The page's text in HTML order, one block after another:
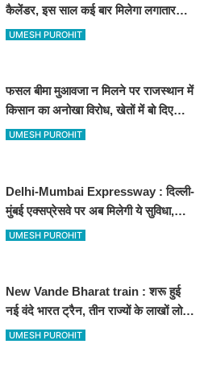
कैलेंडर, इस साल कई बार मिलेगा लगातार
अवकाश, देखें
UMESH PUROHIT
फसल बीमा मुआवजा न मिलने पर राजस्थान में
किसान का अनोखा विरोध, खेतों में बो दिए
500-500 रुपए के नोट, वीडियो वायरल
UMESH PUROHIT
Delhi-Mumbai Expressway : दिल्ली-
मुंबई एक्सप्रेसवे पर अब मिलेगी ये सुविधा,
हेलीकॉप्टर सर्विस से तुरंत घायल पहुंचेगा
UMESH PUROHIT
New Vande Bharat train : शरू हुई
नई वंदे भारत ट्रैन, तीन राज्यों के लाखों लोगों
का सफर होगा आसान, देखें पूरा रूटमैप
UMESH PUROHIT